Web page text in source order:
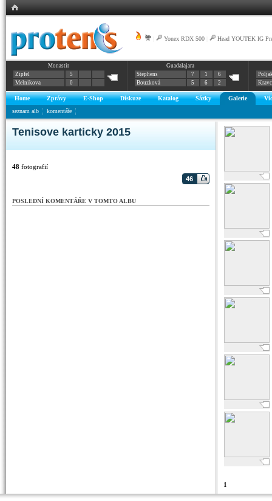
Yonex RDX 500 Head YOUTEK IG
Monastir
Zipfel
5
Melnikova
0
Guadalajara
Stephens
7 1
6
Bouzková
5 6 2
Home Zprávy E-Shop Diskuze Katalog Sázky Galerie
seznam alb
komentáře
Tenisove karticky 2015
48 fotografií
46
POSLEDNÍ KOMENTÁŘE V TOMTO ALBU
1